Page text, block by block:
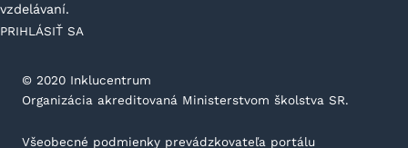
vzdelávaní.
PRIHLÁSIŤ SA
©️ 2020 Inklucentrum
Organizácia akreditovaná Ministerstvom školstva SR.
Všeobecné podmienky prevádzkovateľa portálu